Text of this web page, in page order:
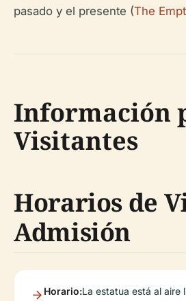
pasado y el presente (The
Información
Visitantes
Horarios de
Admisión
Horario:La estatua está al aire